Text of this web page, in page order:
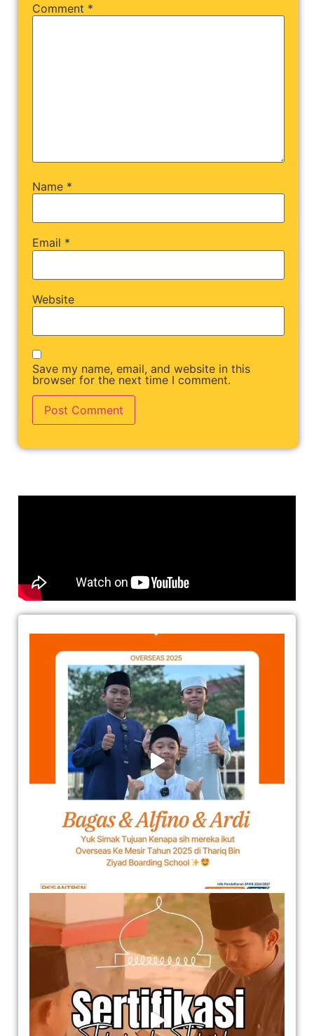
Comment *
Name *
Email *
Website
Save my name, email, and website in this
browser for the next time I comment.